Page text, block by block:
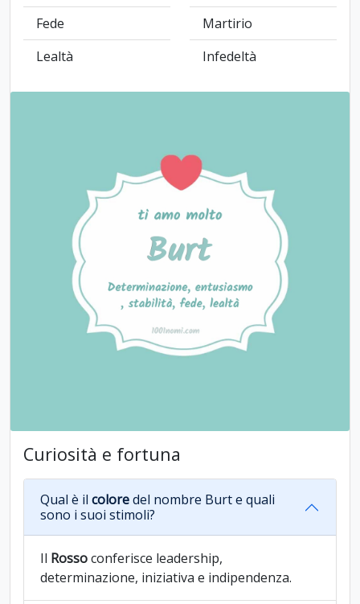
Fede
Lealtà
Martirio
Infedeltà
Curiosità e fortuna
Qual è il coloredel nombre Burt e quali
sono i suoi stimoli?
Il Rossoconferisce leadership,
determinazione, iniziativa e indipendenza.